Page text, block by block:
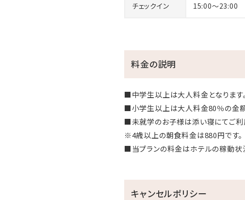
チェックイン 15:00～23:00
料金の説明
■中学生以上は大人料金となります。
■小学生以上は大人料金80％の金額
■未就学のお子様は添い寝にてご利
※4歳以上の朝食料金は880円です。
■当プランの料金はホテルの稼動状
キャンセルポリシー